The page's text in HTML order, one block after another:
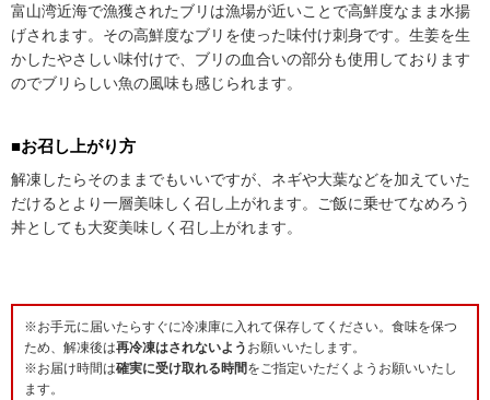
富山湾近海で漁獲されたブリは漁場が近いことで高鮮度なまま水揚
げされます。その高鮮度なブリを使った味付け刺身です。生姜を生
かしたやさしい味付けで、ブリの血合いの部分も使用しております
のでブリらしい魚の風味も感じられます。
■お召し上がり方
解凍したらそのままでもいいですが、ネギや大葉などを加えていた
だけるとより一層美味しく召し上がれます。ご飯に乗せてなめろう
丼としても大変美味しく召し上がれます。
※お手元に届いたらすぐに冷凍庫に入れて保存してください。食味を保つ
ため、解凍後は再冷凍はされないよう お願いいたします。
※お届け時間は確実に受け取れる時間をご指定いただくようお願いいたし
ます。